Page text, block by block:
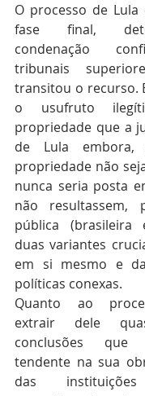
O processo de Lula
fase final,
condenação
tribunais
transitou o recurso.
o usufruto
propriedade que a
de Lula
propriedade não
nunca seria posta
não resultassem,
pública
duas variantes
em si mesmo e
políticas conexas.
Quanto ao
extrair dele
conclusões que
tendente na sua
das